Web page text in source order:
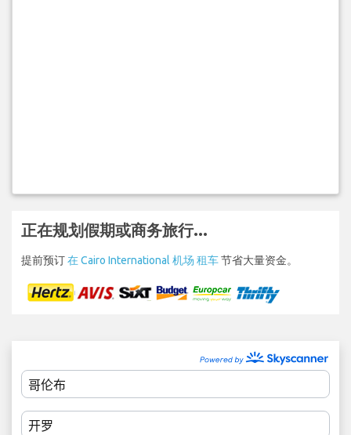
正在规划假期或商务旅行...
提前预订在 Cairo International 机场 租车节省大量资金。